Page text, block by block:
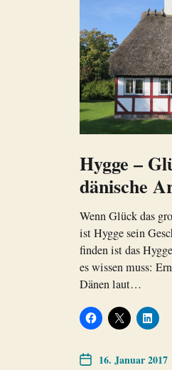
Hygge –
dänische
Wenn Glück das
ist Hygge sein
finden ist das
es wissen muss:
Dänen laut…
16. Januar 2017